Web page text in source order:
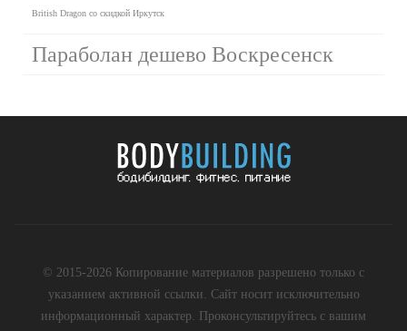
British Dragon со скидкой Иркутск
Параболан дешево Воскресенск
© 2015-2026 Копирование материалов разрешено только с
указанием активной ссылки. Сайт носит исключительно
информационный характер. Проконсультируйтесь с вашим